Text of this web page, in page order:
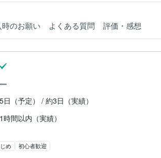
のお願い よくある質問 評価・感想
5日（予定） / 約3日（実績）
1時間以内（実績）
め 初心者歓迎